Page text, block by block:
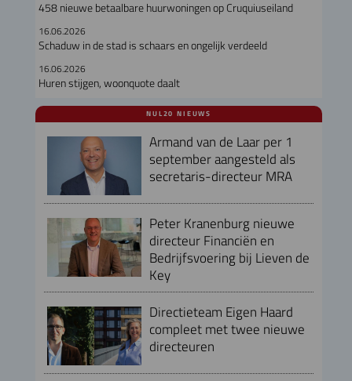
458 nieuwe betaalbare huurwoningen op Cruquiuseiland
16.06.2026
Schaduw in de stad is schaars en ongelijk verdeeld
16.06.2026
Huren stijgen, woonquote daalt
NUL20 NIEUWS
Armand van de Laar per 1
september aangesteld als
secretaris-directeur MRA
Peter Kranenburg nieuwe
directeur Financiën en
Bedrijfsvoering bij Lieven de
Key
Directieteam Eigen Haard
compleet met twee nieuwe
directeuren